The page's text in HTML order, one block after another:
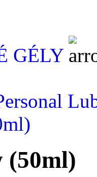
GÉLY
(50ml)